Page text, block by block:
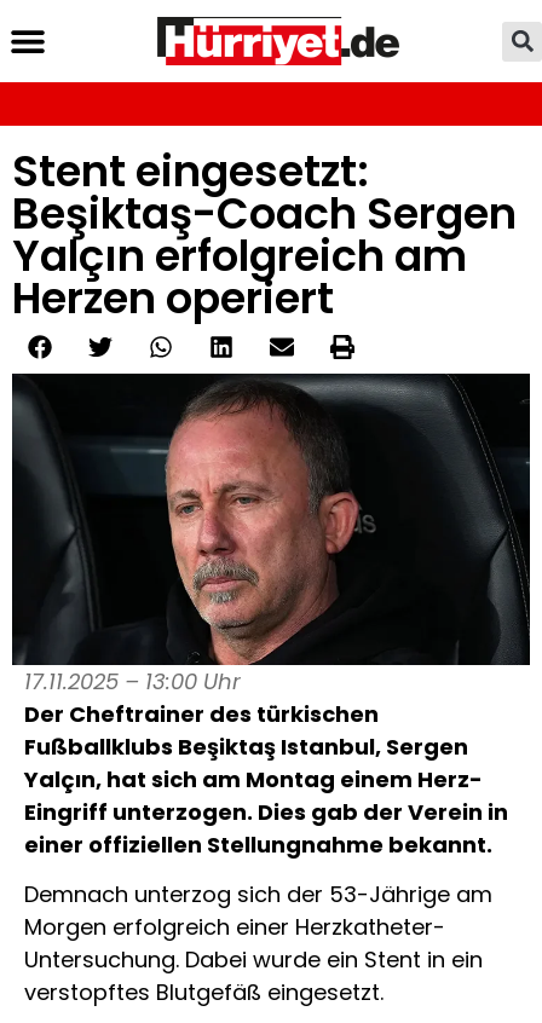
Stent eingesetzt:
Beşiktaş-Coach Sergen
Yalçın erfolgreich am
Herzen operiert
17.11.2025 – 13:00 Uhr
Der Cheftrainer des türkischen
Fußballklubs Beşiktaş Istanbul, Sergen
Yalçın, hat sich am Montag einem Herz-
Eingriff unterzogen. Dies gab der Verein in
einer offiziellen Stellungnahme bekannt.
Demnach unterzog sich der 53-Jährige am
Morgen erfolgreich einer Herzkatheter-
Untersuchung. Dabei wurde ein Stent in ein
verstopftes Blutgefäß eingesetzt.